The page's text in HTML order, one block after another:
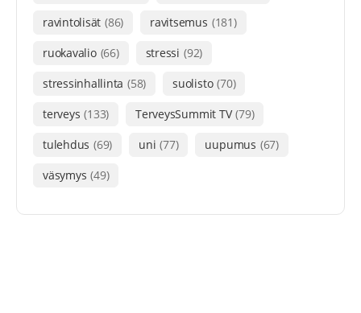
ravintolisät (86) ravitsemus (181)
ruokavalio (66) stressi (92)
stressinhallinta (58) suolisto (70)
terveys (133) TerveysSummit TV (79)
tulehdus (69) uni (77) uupumus (67)
väsymys (49)